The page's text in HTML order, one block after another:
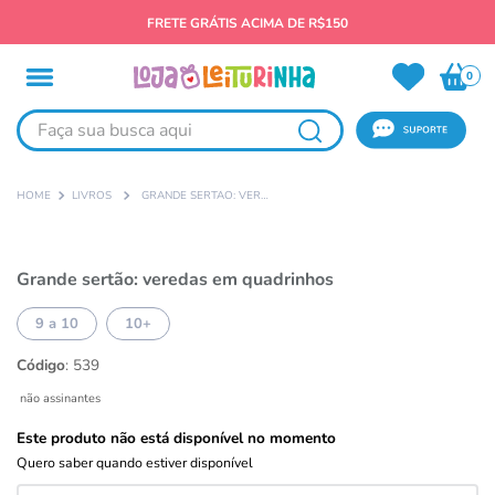
FRETE GRÁTIS ACIMA DE R$150
0
Faça sua busca aqui
LIVROS GRANDE SERTÃO: VEREDAS EM QUADRINHOS
Grande sertão: veredas em quadrinhos
9 a 10 10+
Código: 539
não assinantes
Este produto não está disponível no momento
Quero saber quando estiver disponível